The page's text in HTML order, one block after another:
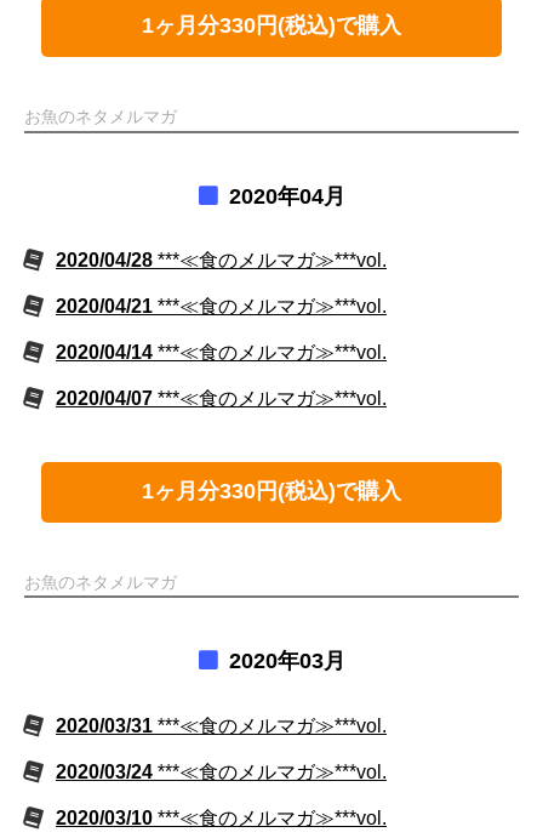
1ヶ月分330円(税込)で購入
お魚のネタメルマガ
2020年04月
2020/04/28 ***≪食のメルマガ≫***vol.
2020/04/21 ***≪食のメルマガ≫***vol.
2020/04/14 ***≪食のメルマガ≫***vol.
2020/04/07 ***≪食のメルマガ≫***vol.
1ヶ月分330円(税込)で購入
お魚のネタメルマガ
2020年03月
2020/03/31 ***≪食のメルマガ≫***vol.
2020/03/24 ***≪食のメルマガ≫***vol.
2020/03/10 ***≪食のメルマガ≫***vol.